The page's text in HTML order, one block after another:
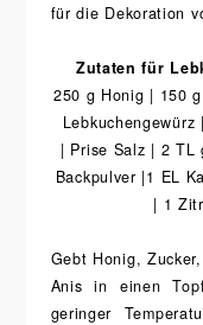
für die Dekoration
Zutaten für
250 g Honig | 150
| Prise Salz | 2 TL
Backpulver |1 EL
| 1
Gebt Honig,
Anis in einen
geringer